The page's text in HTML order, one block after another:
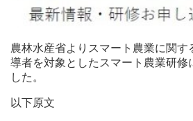
農林水産省よりスマート農業に関す
導者を対象としたスマート農業研修
した。
以下原文